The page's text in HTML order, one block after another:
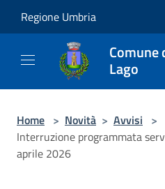
Regione Umbria
Comune
Lago
Home > Novità > Avvisi >
Interruzione programmata
aprile 2026